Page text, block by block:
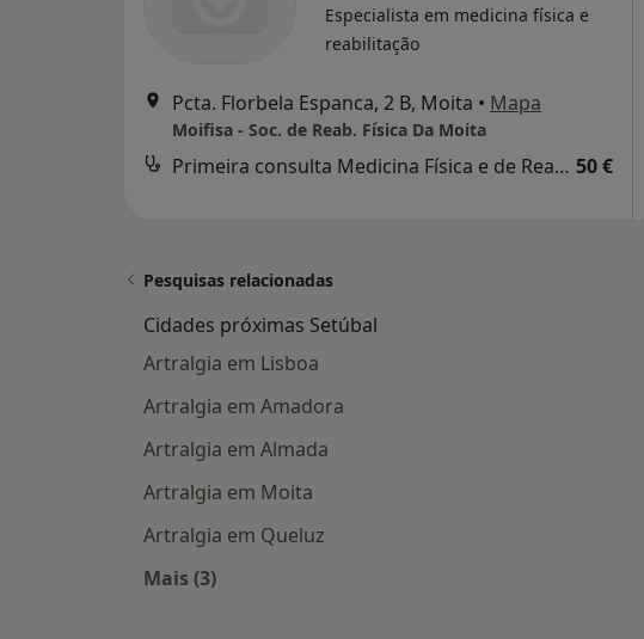
Especialista em medicina física e
reabilitação
Pcta. Florbela Espanca, 2 B, Moita • Mapa
Moifisa - Soc. de Reab. Física Da Moita
Primeira consulta Medicina Física e de Reabilitação 50 €
Pesquisas relacionadas
Cidades próximas Setúbal
Artralgia em Lisboa
Artralgia em Amadora
Artralgia em Almada
Artralgia em Moita
Artralgia em Queluz
Mais (3)